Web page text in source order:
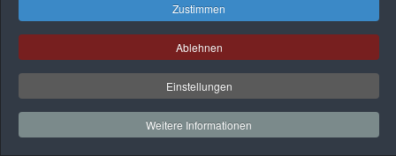
Zustimmen
Ablehnen
Einstellungen
Weitere Informationen